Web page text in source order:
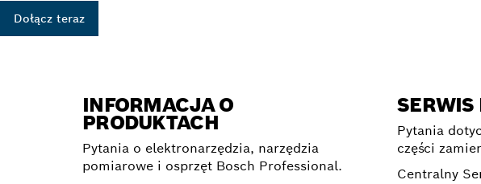
Dołącz teraz
INFORMACJA O
PRODUKTACH
Pytania o elektronarzędzia, narzędzia
pomiarowe i osprzęt Bosch Professional.
SERWIS
Pytania
części
Centralny